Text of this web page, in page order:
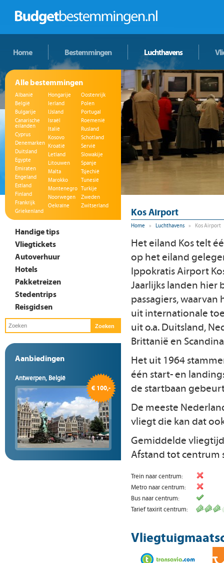
Home Bestemmingen Luchthavens
Alle bestemmingen
Albanië
België
Bulgarije
Canarische
eilanden
Cyprus
Denemarken
Duitsland
Egypte
Emiraten
Engeland
Estland
Finland
Frankrijk
Griekenland
Hongarije
Ierland
IJsland
Israël
Italië
Kosovo
Kroatië
Letland
Litouwen
Malta
Marokko
Montenegro
Noorwegen
Oekraïne
Oostenrijk
Polen
Portugal
Roemenië
Rusland
Schotland
Servië
Slowakije
Spanje
Tsjechië
Tunesië
Turkije
Zweden
Zwitserland
Handige tips
Vliegtickets
Autoverhuur
Hotels
Pakketreizen
Stedentrips
Reisgidsen
Aanbiedingen
Antwerpen, België
€ 100,-
Kos Airport
Home » Luchthavens » Kos Airport
Het eiland Kos telt
op het eiland
Ippokratis Airport
Jaarlijks landen hier
passagiers,
uit internationale
uit o.a. Duitsland,
Brittanië en
Het uit 1964
één start- en
de startbaan
De meeste
vliegt die kan dat
Gemiddelde
Afstand tot centrum
Trein naar centrum:
Metro naar centrum:
Bus naar centrum:
Tarief taxirit centrum: